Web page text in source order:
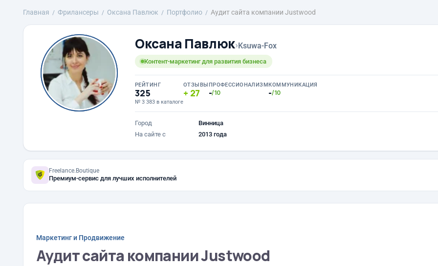
Главная Фрилансеры Оксана Павлюк Портфолио Аудит сайта компании Justwood
Оксана Павлюк›Ksuwa-Fox
Контент-маркетинг для развития бизнеса
РЕЙТИНГ
325
№ 3 383 в каталоге
ОТЗЫВЫ
27
ПРОФЕССИОНАЛИЗМ
-/10
КОММУНИКАЦИЯ
-/10
Город
Винница
На сайте с
2013 года
Freelance.Boutique
Премиум-сервис для лучших исполнителей
Маркетинг и Продвижение
Аудит сайта компании Justwood